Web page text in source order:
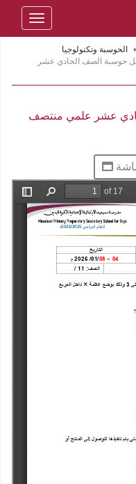
Toggle
الحوسبة وتكنولوجيا
حوسبة الصف الحادي عشر
عشر علمي منتصف